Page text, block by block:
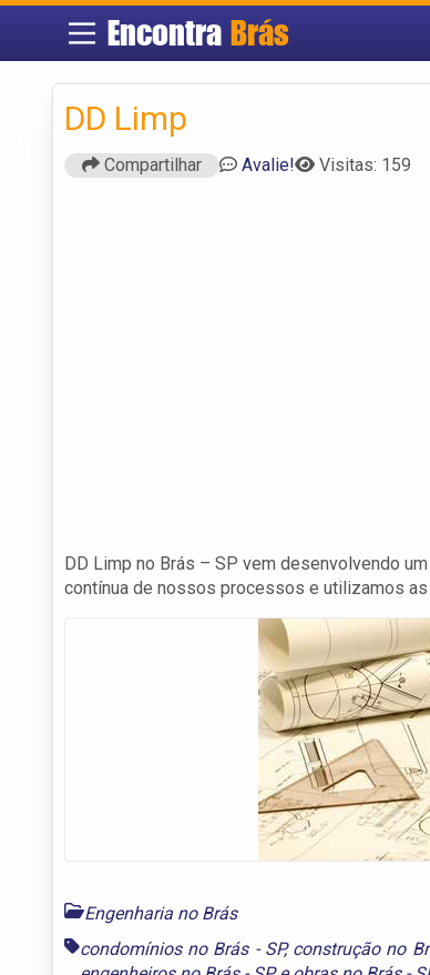
EncontraBrás
DD Limp
Compartilhar Avalie! Visitas: 159
DD Limp no Brás – SP vem desenvolvendo
contínua de nossos processos e utilizamos
Engenharia no Brás
condomínios no Brás - SP, construção no